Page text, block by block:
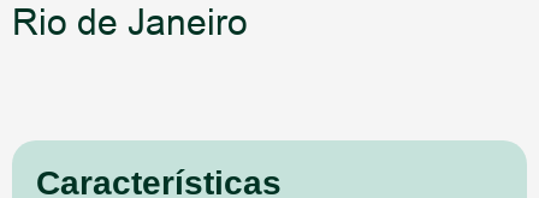
Rio de Janeiro
Características